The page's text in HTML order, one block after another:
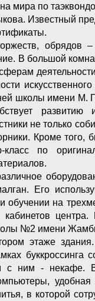
мира по
Известный
В большой
школы имени М.
развитию
не только
Кроме
по
Его
обучении на
кабинетов
№2 имени
этаже здания.
буккроссинга
с ним - некафе.
в которой